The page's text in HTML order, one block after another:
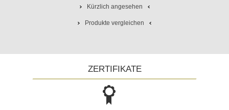
Kürzlich angesehen
Produkte vergleichen
ZERTIFIKATE